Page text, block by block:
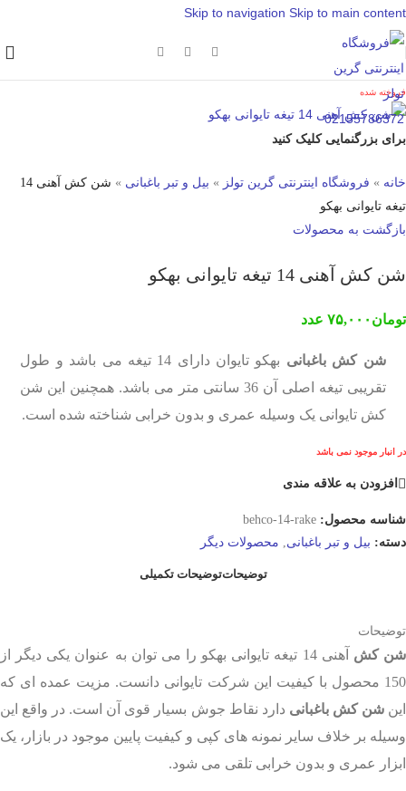
Skip to navigation Skip to main content
فروخته شده
برای بزرگنمایی کلیک کنید
خانه » فروشگاه اینترنتی گرین تولز » بیل و تبر باغبانی »
شن کش آهنی 14
تیغه تایوانی بهکو
بازگشت به محصولات
شن کش آهنی 14 تیغه تایوانی بهکو
تومان ۷۵,۰۰۰ عدد
شن کش باغبانی
بهکو تایوان دارای 14 تیغه می باشد و طول
تقریبی تیغه اصلی آن 36 سانتی متر می باشد. همچنین این شن
کش تایوانی یک وسیله عمری و بدون خرابی شناخته شده است.
در انبار موجود نمی باشد
افزودن به علاقه مندی
شناسه محصول: behco-14-rake
دسته: بیل و تبر باغبانی, محصولات دیگر
توضیحاتتوضیحات تکمیلی
توضیحات
شن کش
آهنی 14 تیغه تایوانی بهکو را می توان به عنوان یکی دیگر از
150 محصول با کیفیت این شرکت تایوانی دانست. مزیت عمده ای که
اینشن کش باغبانی دارد نقاط جوش بسیار قوی آن است. در واقع این
وسیله بر خلاف سایر نمونه های کپی و کیفیت پایین موجود در بازار، یک
ابزار عمری و بدون خرابی تلقی می شود.